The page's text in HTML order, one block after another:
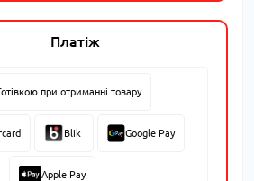
Платіж
при отриманні товару
Blik Google Pay
Apple Pay